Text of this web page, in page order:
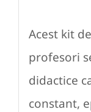
Acest kit
profesori
didactice
constant,